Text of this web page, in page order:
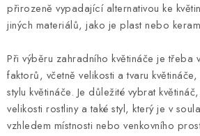
k
y
v
ý
p
i
s
přirozeně vypadající alternativou ke
jiných materiálů, jako je plast nebo
Při výběru zahradního květináče je třeba
faktorů, včetně velikosti a tvaru
stylu květináče. Je důležité vybrat
velikosti rostliny a také styl, který je v
vzhledem místnosti nebo venkovního